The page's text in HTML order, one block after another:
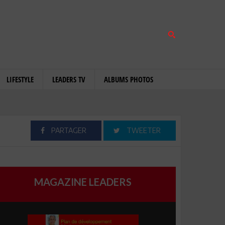
LIFESTYLE LEADERS TV ALBUMS PHOTOS
PARTAGER TWEETER
MAGAZINE LEADERS